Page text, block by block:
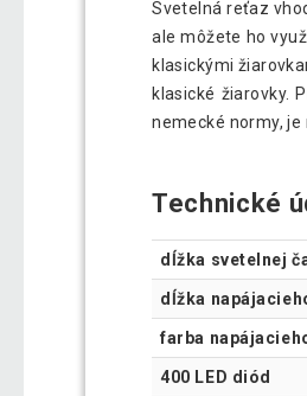
Svetelná reťaz
ale môžete ho
klasickými
klasické žiarovky.
nemecké normy,
Technické
dĺžka svetelnej
dĺžka
farba
400 LED diód